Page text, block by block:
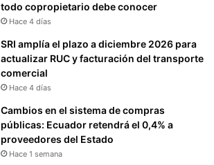
todo copropietario debe conocer
Hace 4 días
SRI amplía el plazo a diciembre 2026 para
actualizar RUC y facturación del transporte
comercial
Hace 4 días
Cambios en el sistema de compras
públicas: Ecuador retendrá el 0,4% a
proveedores del Estado
Hace 1 semana